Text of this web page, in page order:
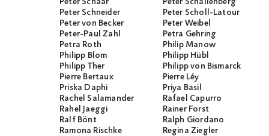
Peter Schneider
Peter Scholl-Latour
Peter von Becker
Peter Weibel
Peter-Paul Zahl
Petra Gehring
Petra Roth
Philip Manow
Philipp Blom
Philipp Hübl
Philipp Ther
Philipp von Bismarck
Pierre Bertaux
Pierre Léy
Priska Daphi
Priya Basil
Rachel Salamander
Rafael Capurro
Rahel Jaeggi
Rainer Forst
Ralf Bönt
Ralph Giordano
Ramona Rischke
Regina Ziegler